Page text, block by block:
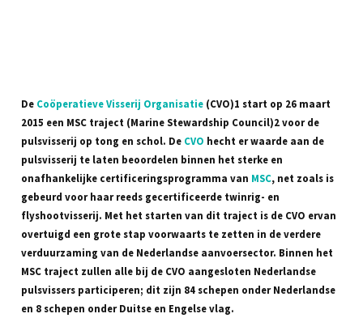
De Coöperatieve Visserij Organisatie(CVO)1 start op 26 maart
2015 een MSC traject (Marine Stewardship Council)2 voor de
pulsvisserij op tong en schol. De CVO hecht er waarde aan de
pulsvisserij te laten beoordelen binnen het sterke en
onafhankelijke certificeringsprogramma van MSC, net zoals is
gebeurd voor haar reeds gecertificeerde twinrig- en
flyshootvisserij. Met het starten van dit traject is de CVO ervan
overtuigd een grote stap voorwaarts te zetten in de verdere
verduurzaming van de Nederlandse aanvoersector. Binnen het
MSC traject zullen alle bij de CVO aangesloten Nederlandse
pulsvissers participeren; dit zijn 84 schepen onder Nederlandse
en 8 schepen onder Duitse en Engelse vlag.